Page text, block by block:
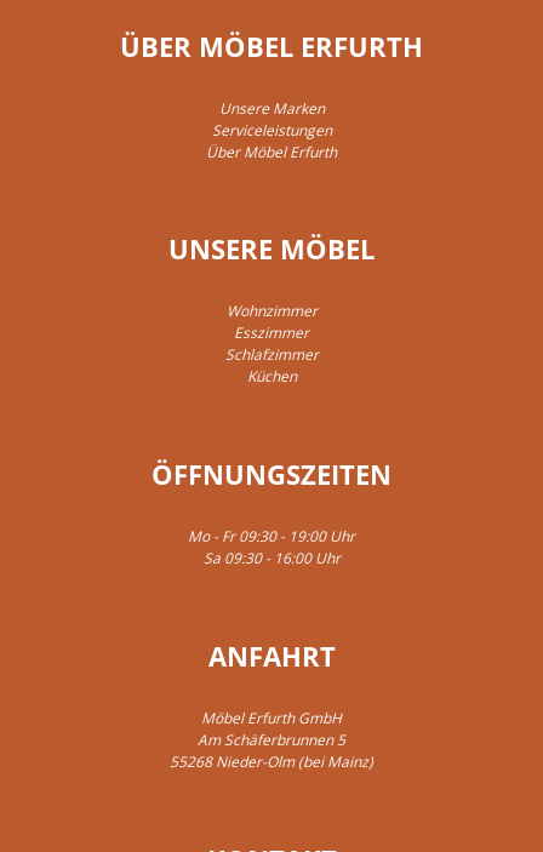
ÜBER MÖBEL ERFURTH
Unsere Marken
Serviceleistungen
Über Möbel Erfurth
UNSERE MÖBEL
Wohnzimmer
Esszimmer
Schlafzimmer
Küchen
ÖFFNUNGSZEITEN
Mo - Fr 09:30 - 19:00 Uhr
Sa 09:30 - 16:00 Uhr
ANFAHRT
Möbel Erfurth GmbH
Am Schäferbrunnen 5
55268 Nieder-Olm (bei Mainz)